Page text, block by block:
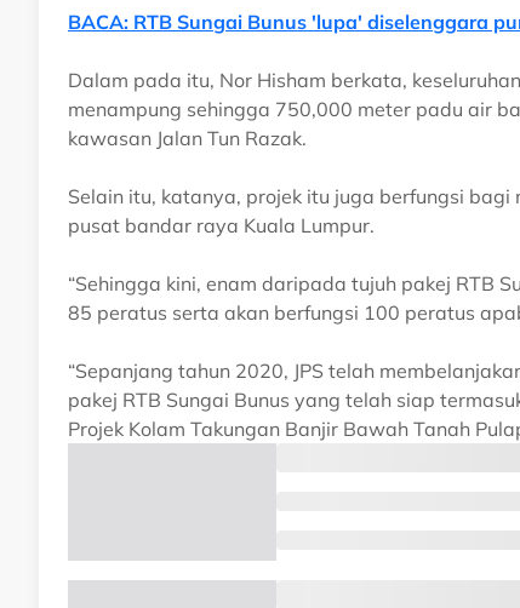
BACA: RTB Sungai Bunus 'lupa' diselenggara
Dalam pada itu, Nor Hisham berkata,
menampung sehingga 750,000 meter padu air
kawasan Jalan Tun Razak.
Selain itu, katanya, projek itu juga berfungsi
pusat bandar raya Kuala Lumpur.
“Sehingga kini, enam daripada tujuh pakej RTB
85 peratus serta akan berfungsi 100 peratus
“Sepanjang tahun 2020, JPS telah
pakej RTB Sungai Bunus yang telah siap
Projek Kolam Takungan Banjir Bawah Tanah